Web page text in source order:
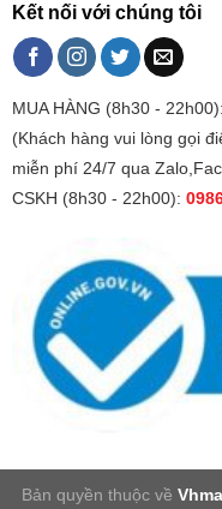
Kết nối với chúng tôi
MUA HÀNG (8h30 - 22h00):
(Khách hàng vui lòng gọi
miễn phí 24/7 qua
CSKH (8h30 - 22h00):
Bản quyền thuộc về